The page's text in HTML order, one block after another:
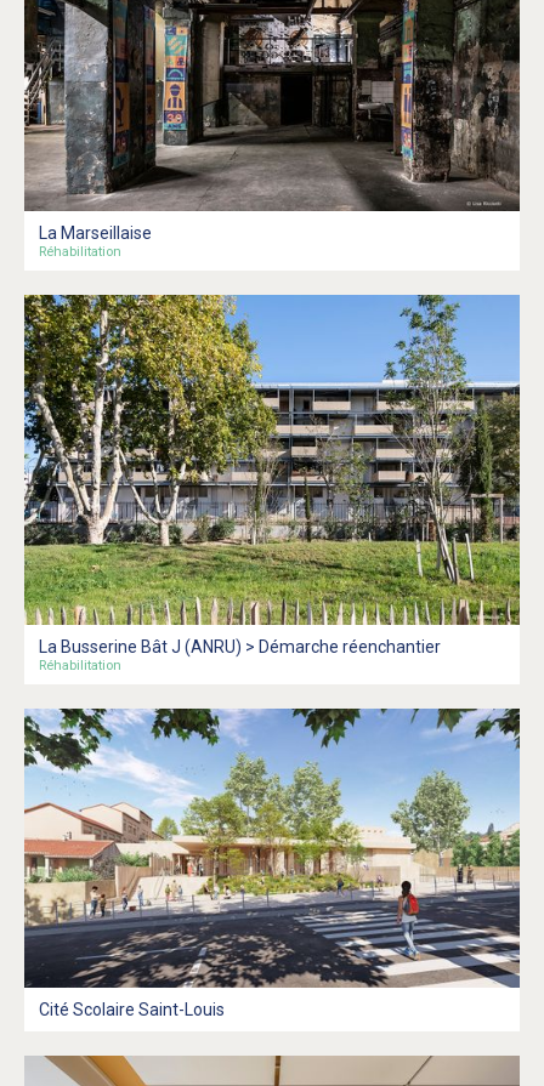
La Marseillaise
Réhabilitation
La Busserine Bât J (ANRU) > Démarche réenchantier
Réhabilitation
Cité Scolaire Saint-Louis